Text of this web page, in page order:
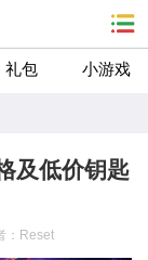
礼包 小游戏
及低价钥匙
：Reset